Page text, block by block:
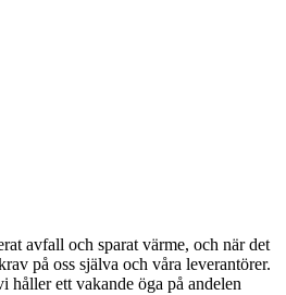
avfall och sparat värme, och när det
på oss själva och våra leverantörer.
håller ett vakande öga på andelen